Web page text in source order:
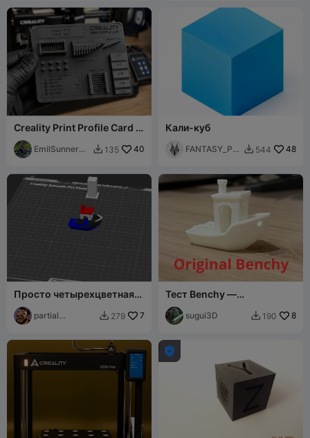
Creality Print Profile Card –
Filament Test & Calibration
EmilSunnerbe
 135 40
Кали-куб
FANTASY_PRI  544 48
Просто четырехцветная
маленькая лодочка
Benchy - Многоцветный
partial
 279 7
Тест Benchy —
Оригинальный Benchy
sugui3D  190 8
